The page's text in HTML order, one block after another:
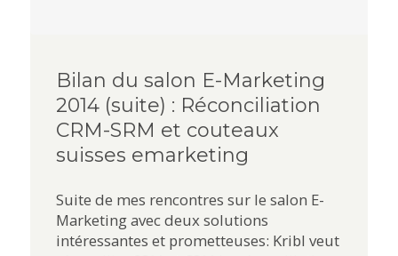
Bilan du salon E-Marketing
2014 (suite) : Réconciliation
CRM-SRM et couteaux
suisses emarketing
Suite de mes rencontres sur le salon E-
Marketing avec deux solutions
intéressantes et prometteuses: Kribl veut